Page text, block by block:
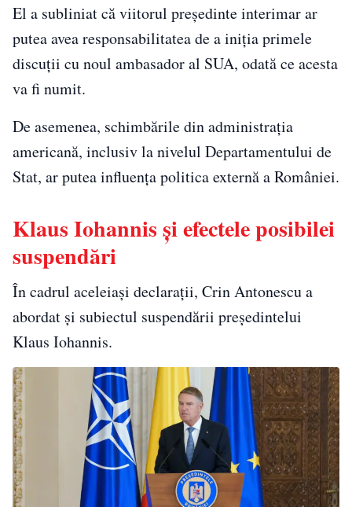
El a subliniat că viitorul președinte interimar ar
putea avea responsabilitatea de a iniția primele
discuții cu noul ambasador al SUA, odată ce acesta
va fi numit.
De asemenea, schimbările din administrația
americană, inclusiv la nivelul Departamentului de
Stat, ar putea influența politica externă a României.
Klaus Iohannis și efectele posibilei
suspendări
În cadrul aceleiași declarații, Crin Antonescu a
abordat și subiectul suspendării președintelui
Klaus Iohannis.